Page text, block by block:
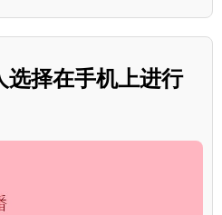
选择在手机上进行